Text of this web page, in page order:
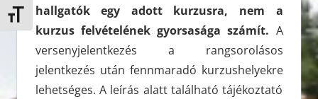
Betűméret váltása
hallgatók egy adott kurzusra, nem a
kurzus felvételének gyorsasága számít. A
versenyjelentkezés a rangsorolásos
jelentkezés után fennmaradó kurzushelyekre
lehetséges. A leírás alatt található tájékoztató